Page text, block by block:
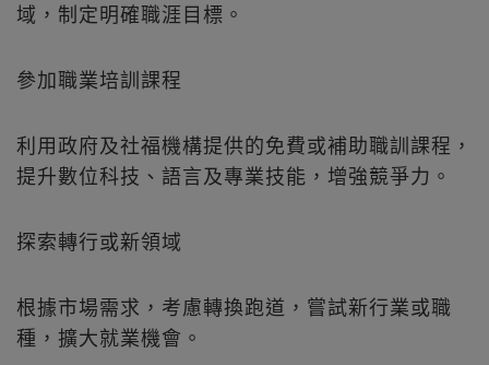
域，制定明確職涯目標。
參加職業培訓課程
利用政府及社福機構提供的免費或補助職訓課程，
提升數位科技、語言及專業技能，增強競爭力。
探索轉行或新領域
根據市場需求，考慮轉換跑道，嘗試新行業或職
種，擴大就業機會。